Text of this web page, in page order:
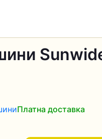
Платна доставка